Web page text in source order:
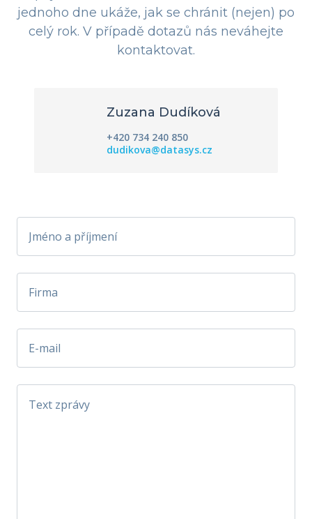
jednoho dne ukáže, jak se chránit (nejen) po
celý rok. V případě dotazů nás neváhejte
kontaktovat.
Zuzana Dudíková
+420 734 240 850
dudikova@datasys.cz